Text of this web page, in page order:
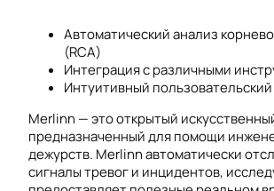
Автоматический анализ
(RCA)
Интеграция с различными
Интуитивный
Merlinn — это открытый
предназначенный для помощи
дежурств. Merlinn автоматически
сигналы тревог и инцидентов,